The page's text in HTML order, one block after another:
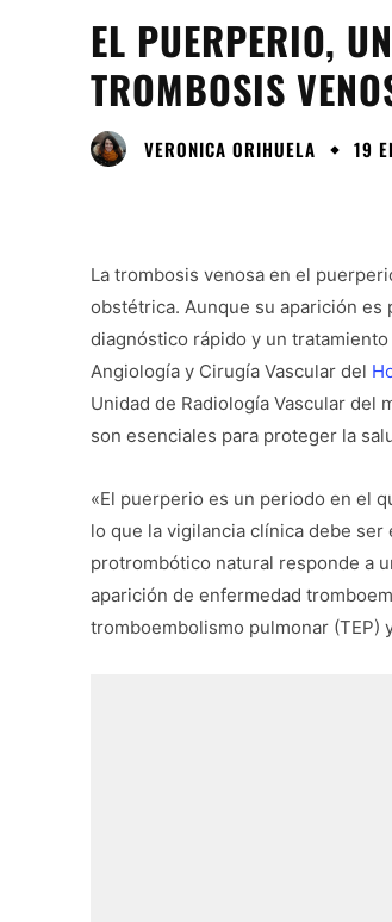
EL PUERPERIO,
TROMBOSIS
VERONICA ORIHUELA 19
La trombosis venosa en el
obstétrica. Aunque su aparición
diagnóstico rápido y un
Angiología y Cirugía Vascular del
Unidad de Radiología Vascular
son esenciales para proteger la
«El puerperio es un periodo en el
lo que la vigilancia clínica debe ser
protrombótico natural responde a
aparición de enfermedad
tromboembolismo pulmonar (TEP)